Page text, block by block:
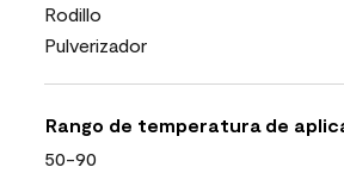
Rodillo
Pulverizador
Rango de temperatura de
50-90